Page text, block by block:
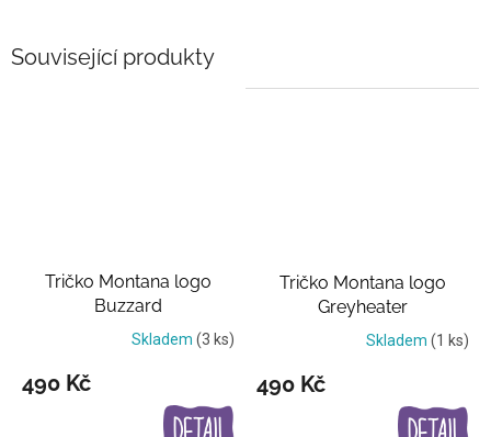
Související produkty
Tričko Montana logo
Buzzard
Skladem (3 ks)
490 Kč
Tričko Montana logo
Greyheater
Skladem (1 ks)
490 Kč